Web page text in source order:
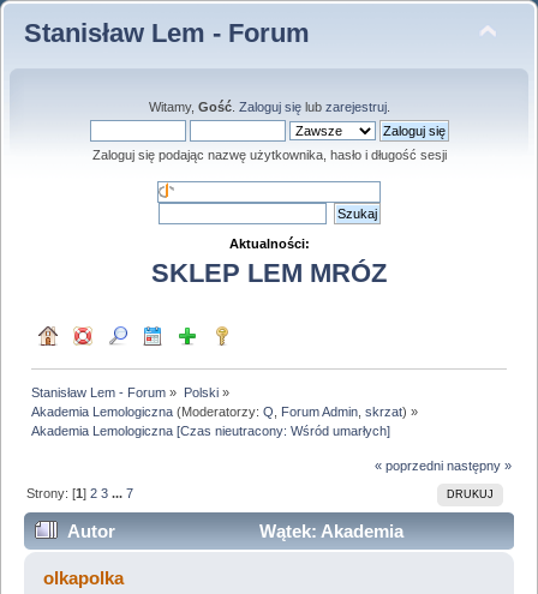
Stanisław Lem - Forum
Witamy, Gość. Zaloguj sięlub zarejestruj.
Zaloguj się podając nazwę użytkownika, hasło i długość sesji
Aktualności:
SKLEP LEM MRÓZ
Stanisław Lem - Forum » Polski»
Akademia Lemologiczna (Moderatorzy:Q Forum Admin ,skrzat) »
Akademia Lemologiczna [Czas nieutracony: Wśród umarłych]
« poprzedni następny »
DRUKUJ
Strony: [1]2 3 ...7
Autor
Wątek: Akademia
Lemologiczna [Czas nieutracony: Wśród umarłych]
olkapolka